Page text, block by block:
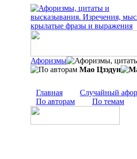
Афоризмы
Мао Цзэдун
Главная Случайный
По авторам
По темам